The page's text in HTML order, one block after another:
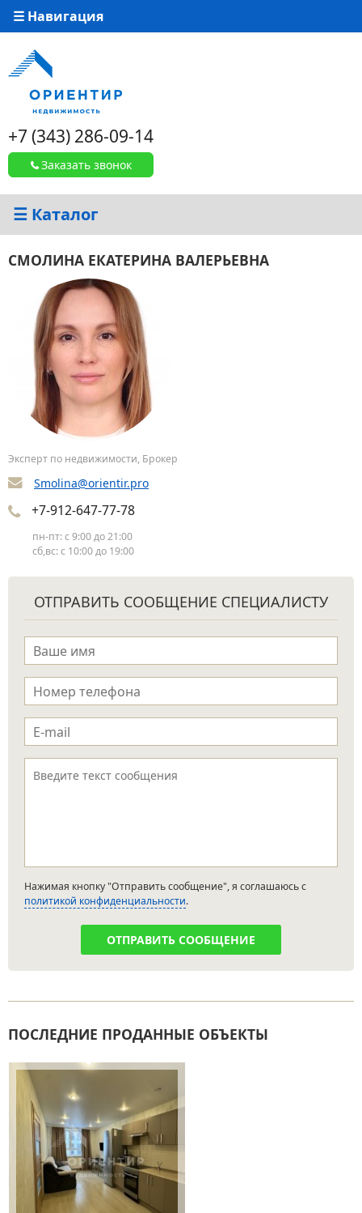
☰ Навигация
+7 (343) 286-09-14
Заказать звонок
☰ Каталог
СМОЛИНА ЕКАТЕРИНА ВАЛЕРЬЕВНА
Эксперт по недвижимости, Брокер
Smolina@orientir.pro
+7-912-647-77-78
пн-пт: с 9:00 до 21:00
сб,вс: с 10:00 до 19:00
ОТПРАВИТЬ СООБЩЕНИЕ СПЕЦИАЛИСТУ
Имя*
Телефон *
e-mail*
Нажимая кнопку "Отправить сообщение", я соглашаюсь с
политикой конфиденциальности.
ПОСЛЕДНИЕ ПРОДАННЫЕ ОБЪЕКТЫ
Страницы